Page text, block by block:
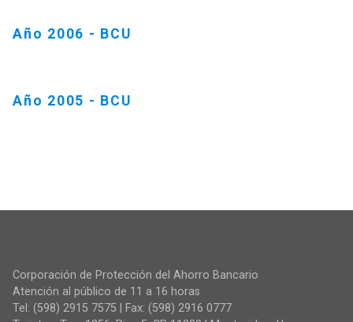
Año 2006 - BCU
Año 2005 - BCU
Corporación de Protección del Ahorro Bancario
Atención al público de 11 a 16 horas
Tel: (598) 2915 7575 | Fax: (598) 2916 0777